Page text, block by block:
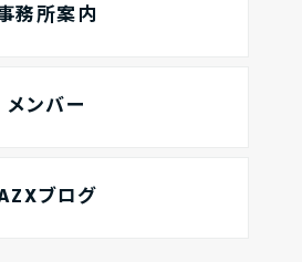
務所案内
メンバー
ブログ